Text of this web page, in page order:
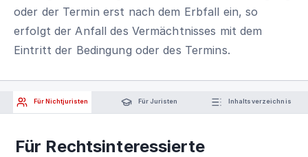
oder der Termin erst nach dem Erbfall ein, so
erfolgt der Anfall des Vermächtnisses mit dem
Eintritt der Bedingung oder des Termins.
Für Nichtjuristen Für Juristen Inhaltsverzeichnis
Für Rechtsinteressierte